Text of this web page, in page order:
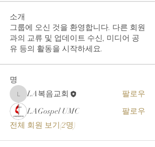
소개
그룹에 오신 것을 환영합니다. 다른 회원
과의 교류 및 업데이트 수신, 미디어 공
유 등의 활동을 시작하세요.
명
LA복음교회
LA복음교회
팔로우
LAGospel UMC
팔로우
전체 회원 보기(2명)